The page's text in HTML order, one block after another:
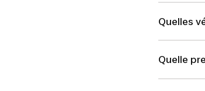
Quelles
Quelle